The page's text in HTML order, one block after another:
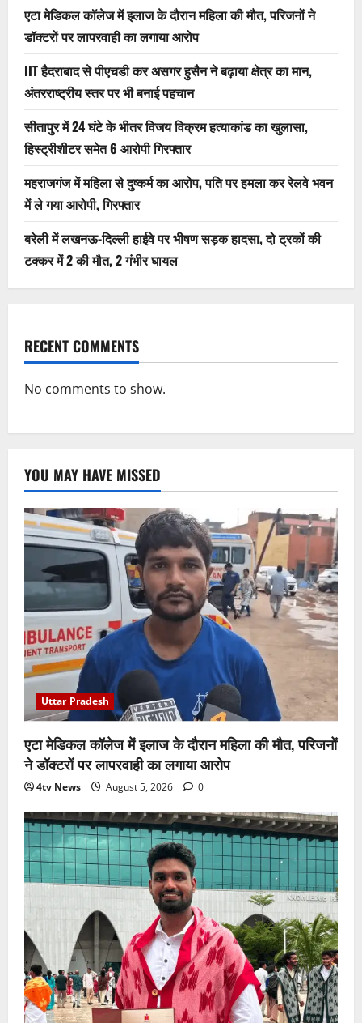
एटा मेडिकल कॉलेज में इलाज के दौरान महिला की मौत, परिजनों ने
डॉक्टरों पर लापरवाही का लगाया आरोप
IIT हैदराबाद से पीएचडी कर असगर हुसैन ने बढ़ाया क्षेत्र का मान,
अंतरराष्ट्रीय स्तर पर भी बनाई पहचान
सीतापुर में 24 घंटे के भीतर विजय विक्रम हत्याकांड का खुलासा,
हिस्ट्रीशीटर समेत 6 आरोपी गिरफ्तार
महराजगंज में महिला से दुष्कर्म का आरोप, पति पर हमला कर रेलवे भवन
में ले गया आरोपी, गिरफ्तार
बरेली में लखनऊ-दिल्ली हाईवे पर भीषण सड़क हादसा, दो ट्रकों की
टक्कर में 2 की मौत, 2 गंभीर घायल
RECENT COMMENTS
No comments to show.
YOU MAY HAVE MISSED
Uttar Pradesh
एटा मेडिकल कॉलेज में इलाज के दौरान महिला की मौत, परिजनों
ने डॉक्टरों पर लापरवाही का लगाया आरोप
4tv News August 5, 2026 0